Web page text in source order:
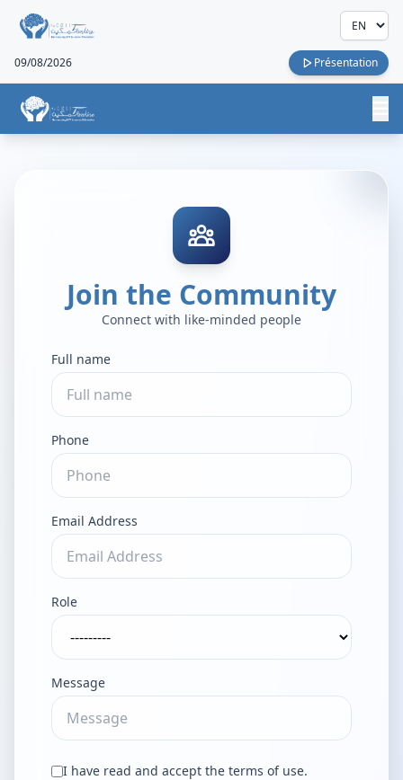
09/08/2026 Présentation
Join the Community
Connect with like-minded people
Full name
Phone
Email Address
Role
Message
I have read and accept the terms of use.